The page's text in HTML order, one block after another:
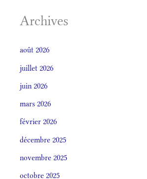
Archives
août 2026
juillet 2026
juin 2026
mars 2026
février 2026
décembre 2025
novembre 2025
octobre 2025